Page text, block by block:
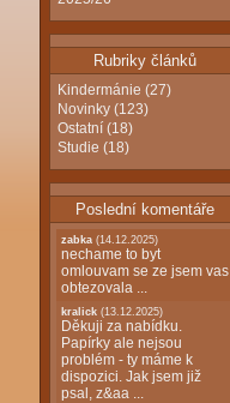
Rubriky článků
Kindermánie (27)
Novinky (123)
Ostatní (18)
Studie (18)
Poslední komentáře
zabka (14.12.2025)
nechame to byt
omlouvam se ze jsem vas
obtezovala ...
kralick (13.12.2025)
Děkuji za nabídku.
Papírky ale nejsou
problém - ty máme k
dispozici. Jak jsem již
psal, z&aa ...